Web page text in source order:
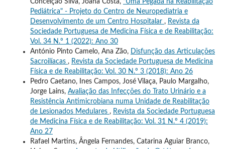
Conceição Silva, Joana Costa, "Uma Pegada na Reabilitação
Pediátrica" - Projeto do Centro de Neuropediatria e
Desenvolvimento de um Centro Hospitalar , Revista da
Sociedade Portuguesa de Medicina Física e de Reabilitação:
Vol. 34 N.º 1 (2022): Ano 30
António Pinto Camelo, Ana Zão, Disfunção das Articulações
Sacroilíacas , Revista da Sociedade Portuguesa de Medicina
Física e de Reabilitação: Vol. 30 N.º 3 (2018): Ano 26
Pedro Caetano, Ines Campos, José Vilaça, Paulo Margalho,
Jorge Lains, Avaliação das Infecções do Trato Urinário e a
Resistência Antimicrobiana numa Unidade de Reabilitação
de Lesionados Medulares , Revista da Sociedade Portuguesa
de Medicina Física e de Reabilitação: Vol. 31 N.º 4 (2019):
Ano 27
Rafael Martins, Ângela Fernandes, Catarina Aguiar Branco,